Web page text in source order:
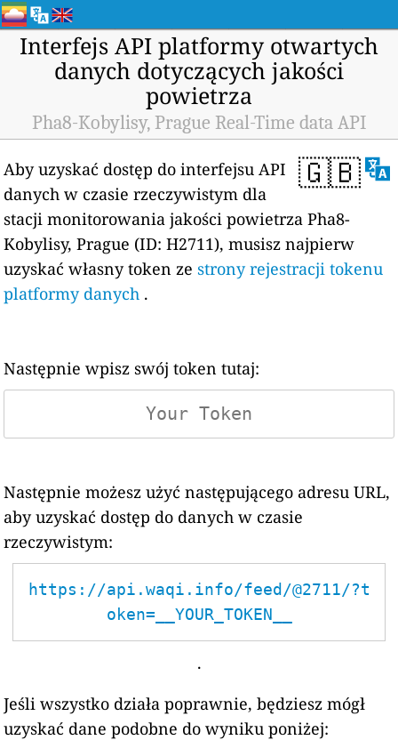
Interfejs API platformy otwartych
danych dotyczących jakości
powietrza
Pha8-Kobylisy, Prague Real-Time data API
🇬🇧
Aby uzyskać dostęp do interfejsu API
danych w czasie rzeczywistym dla
stacji monitorowania jakości powietrza Pha8-
Kobylisy, Prague (ID: H2711), musisz najpierw
uzyskać własny token zestrony rejestracji tokenu
platformy danych .
Następnie wpisz swój token tutaj:
Następnie możesz użyć następującego adresu URL,
aby uzyskać dostęp do danych w czasie
rzeczywistym:
https://api.waqi.info/feed/@2711/?t
oken=__YOUR_TOKEN__
.
Jeśli wszystko działa poprawnie, będziesz mógł
uzyskać dane podobne do wyniku poniżej: